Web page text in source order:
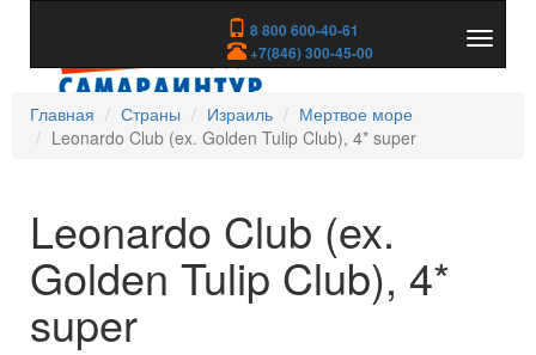
8 800 600-40-61
+7(846) 300-45-00
скрыть
Главная
Страны Израиль
Мертвое море
Leonardo Club (ex. Golden Tulip Club), 4* super
Leonardo Club (ex.
Golden Tulip Club), 4*
super